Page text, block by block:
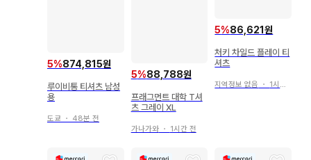
5%874,815원
루이비통 티셔츠 남성
용
도쿄 ・ 48분 전
5%88,788원
프래그먼트 대학 T셔
츠 그레이 XL
가나가와・ 1시간 전
5%86,621원
처키 차일드 플레이 티
셔츠
지역정보 없음 ・ 1시간 전